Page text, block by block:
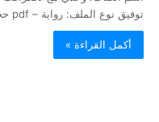
توفيق نوع الملف: رواية – pdf حجم الكتاب: 5.74 ميجابايت…
أكمل القراءة »